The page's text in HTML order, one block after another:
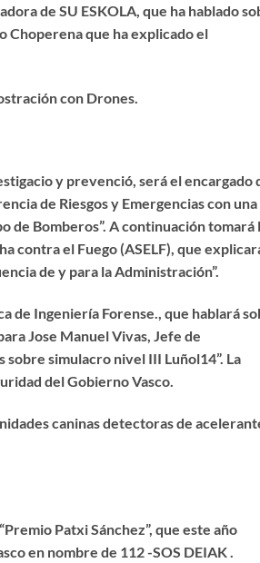
de SU ESKOLA, que ha hablado
Choperena que ha explicado el
con Drones.
y prevenció, será el encargado
de Riesgos y Emergencias con una
de Bomberos”. A continuación tomará
contra el Fuego (ASELF), que
de y para la Administración”.
de Ingeniería Forense., que hablará
Jose Manuel Vivas, Jefe de
simulacro nivel III Luñol14”. La
del Gobierno Vasco.
caninas detectoras de
Patxi Sánchez”, que este año
en nombre de 112 -SOS DEIAK .